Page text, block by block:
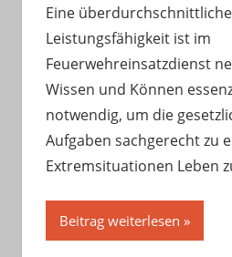
Eine
Leistungsfähigkeit ist im
Feuerwehreinsatzdienst
Wissen und Können
notwendig, um die
Aufgaben sachgerecht zu
Extremsituationen Leben
Beitrag weiterlesen